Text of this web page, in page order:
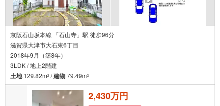
京阪石山坂本線 「石山寺」駅 徒歩96分
滋賀県大津市大石東6丁目
2018年9月（築8年）
3LDK / 地上2階建
土地129.82m2 /建物79.49m2
2,430万円